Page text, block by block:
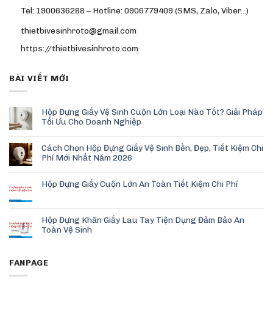
Tel: 1900636288 – Hotline: 0906779409 (SMS, Zalo, Viber…)
thietbivesinhroto@gmail.com
https://thietbivesinhroto.com
BÀI VIẾT MỚI
Hộp Đựng Giấy Vệ Sinh Cuộn Lớn Loại Nào Tốt? Giải Pháp
Tối Ưu Cho Doanh Nghiệp
Cách Chọn Hộp Đựng Giấy Vệ Sinh Bền, Đẹp, Tiết Kiệm Chi
Phí Mới Nhất Năm 2026
Hộp Đựng Giấy Cuộn Lớn An Toàn Tiết Kiệm Chi Phí
Hộp Đựng Khăn Giấy Lau Tay Tiện Dụng Đảm Bảo An
Toàn Vệ Sinh
FANPAGE